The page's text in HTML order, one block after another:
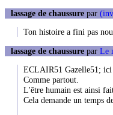
lassage de chaussure par
Ton histoire a fini pas
lassage de chaussure par Le
ECLAIR51 Gazelle51; ici
Comme partout.
L'être humain est ainsi
Cela demande un temps